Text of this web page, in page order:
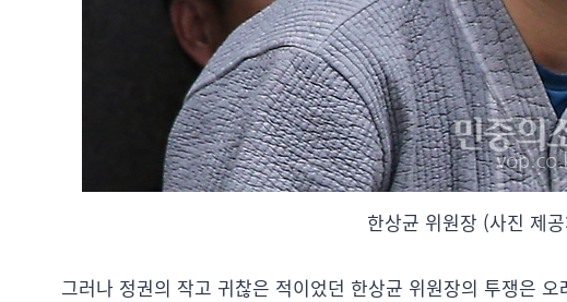
한상균 위원장 (사진 제
그러나 정권의 작고 귀찮은 적이었던 한상균 위원장의 투쟁은